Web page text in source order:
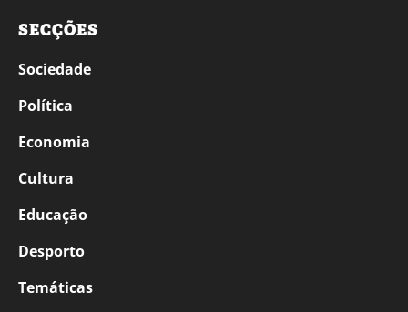
SECÇÕES
Sociedade
Política
Economia
Cultura
Educação
Desporto
Temáticas